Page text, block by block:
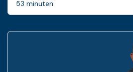
53 minuten